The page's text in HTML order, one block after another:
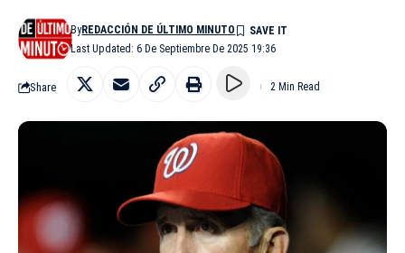
Last Updated: 6 De Septiembre De 2025 19:36
ByREDACCIÓN DE ÚLTIMO MINUTO
Share 2 Min Read